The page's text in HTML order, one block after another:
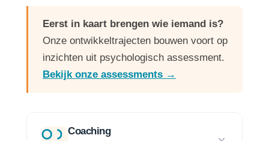
Eerst in kaart brengen wie iemand is?
Onze ontwikkeltrajecten bouwen voort op
inzichten uit psychologisch assessment.
Bekijk onze assessments →
Coaching